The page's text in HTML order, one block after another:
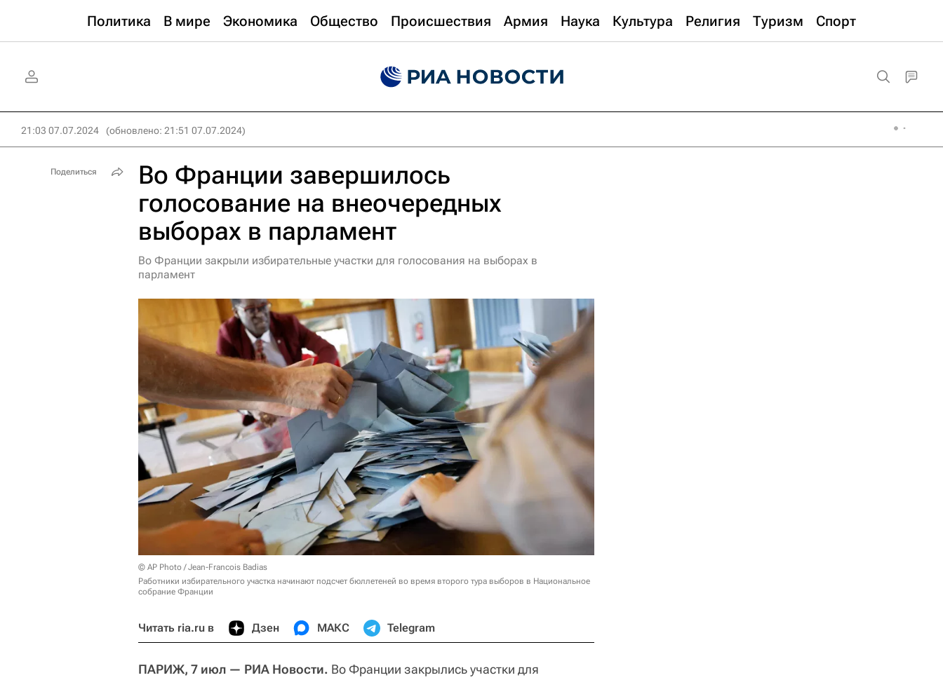
Политика В мире Экономика Общество Происшествия Армия Наука Культура Религия Туризм Спорт
21:03 07.07.2024 (обновлено: 21:51 07.07.2024)
Во Франции завершилось
голосование на внеочередных
выборах в парламент
Во Франции закрыли избирательные участки для голосования на выборах в
парламент
© AP Photo / Jean-Francois Badias
Работники избирательного участка начинают подсчет бюллетеней во время второго тура выборов в Национальное
собрание Франции
Читать ria.ru в Дзен МАКС Telegram
ПАРИЖ, 7 июл — РИА Новости. Во Франции закрылись участки для
Поделиться